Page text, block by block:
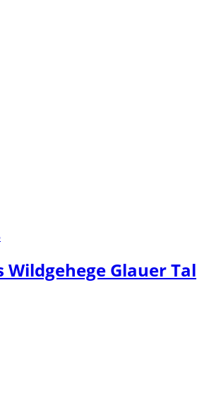
Glauer Tal